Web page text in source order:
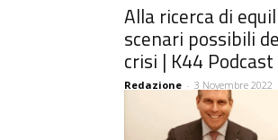
Alla ricerca di
scenari possibili
crisi | K44 Podcast
Redazione - 3 Novembre 2022